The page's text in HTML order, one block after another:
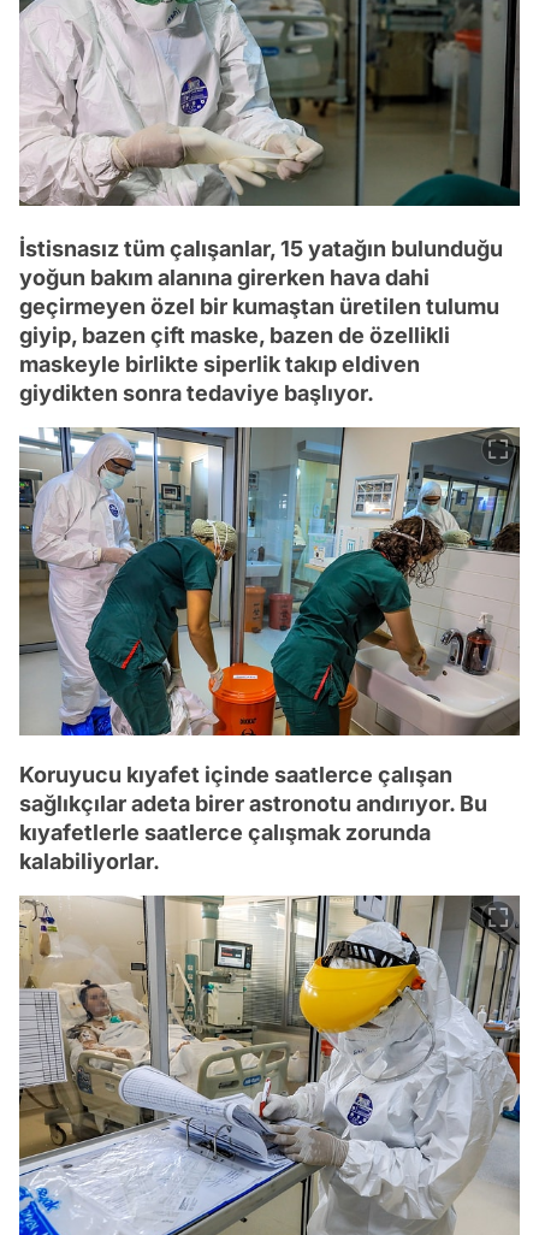
İstisnasız tüm çalışanlar, 15 yatağın bulunduğu
yoğun bakım alanına girerken hava dahi
geçirmeyen özel bir kumaştan üretilen tulumu
giyip, bazen çift maske, bazen de özellikli
maskeyle birlikte siperlik takıp eldiven
giydikten sonra tedaviye başlıyor.
Koruyucu kıyafet içinde saatlerce çalışan
sağlıkçılar adeta birer astronotu andırıyor. Bu
kıyafetlerle saatlerce çalışmak zorunda
kalabiliyorlar.